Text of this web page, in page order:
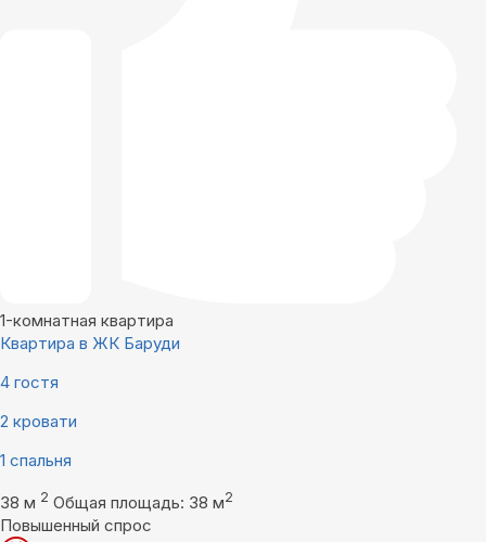
1-комнатная квартира
Квартира в ЖК Баруди
4 гостя
2 кровати
1 спальня
38 м 2 Общая площадь: 38 м2
Повышенный спрос